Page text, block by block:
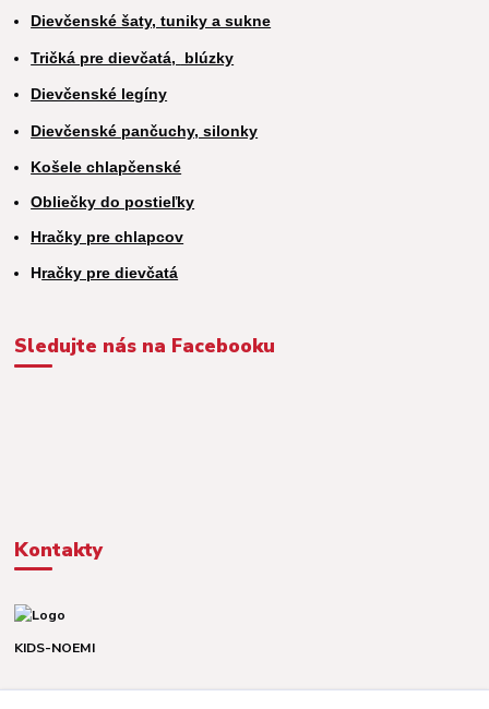
Dievčenské šaty, tuniky a sukne
Tričká pre dievčatá, blúzky
Dievčenské legíny
Dievčenské pančuchy, silonky
Košele chlapčenské
Obliečky do postieľky
Hračky pre chlapcov
Hračky pre dievčatá
Sledujte nás na Facebooku
Kontakty
KIDS-NOEMI